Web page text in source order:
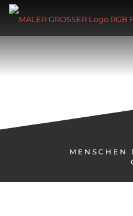
MENSCHEN